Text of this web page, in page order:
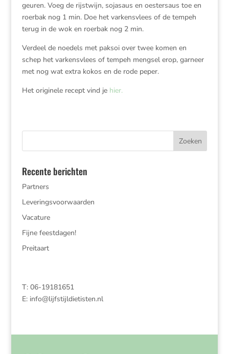
geuren. Voeg de rijstwijn, sojasaus en oestersaus toe en
roerbak nog 1 min. Doe het varkensvlees of de tempeh
terug in de wok en roerbak nog 2 min.
Verdeel de noedels met paksoi over twee komen en
schep het varkensvlees of tempeh mengsel erop, garneer
met nog wat extra kokos en de rode peper.
Het originele recept vind jehier.
Recente berichten
Partners
Leveringsvoorwaarden
Vacature
Fijne feestdagen!
Preitaart
T: 06-19181651
E: info@lijfstijldietisten.nl